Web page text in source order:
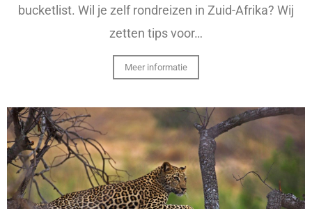
bucketlist. Wil je zelf rondreizen in Zuid-Afrika? Wij
zetten tips voor…
Meer informatie